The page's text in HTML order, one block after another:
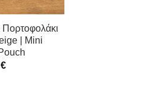
| Mini
€